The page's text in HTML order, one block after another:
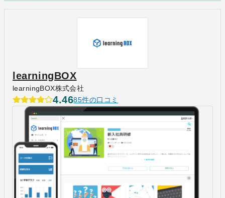
learningBOX
learningBOX株式会社
4.4685件の口コミ